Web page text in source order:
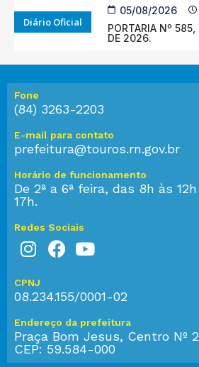
Diário Oficial
05/08/2026
PORTARIA Nº
DE 2026.
Fone
(84) 3263-2203
E-mail para contato
prefeitura@touros.rn.gov.br
Horário de funcionamento
De 2ª a 6ª feira, das 8h às
17h.
Redes Sociais
CPNJ
08.234.155/0001-02
Endereço da prefeitura
Praça Bom Jesus, Centro Nº
CEP: 59.584-000